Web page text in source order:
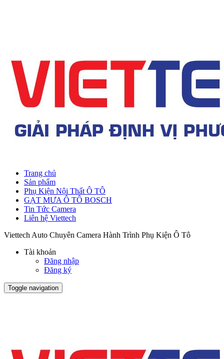
Trang chủ
Sản phẩm
Phụ Kiện Nội Thất Ô TÔ
GẠT MƯA Ô TÔ BOSCH
Tin Tức Camera
Liên hệ Viettech
Viettech Auto Chuyên Camera Hành Trình Phụ Kiện Ô Tô
Tài khoản
Đăng nhập
Đăng ký
Toggle navigation